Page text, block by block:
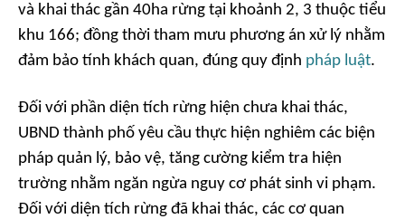
và khai thác gần 40ha rừng tại khoảnh 2, 3 thuộc tiểu
khu 166; đồng thời tham mưu phương án xử lý nhằm
đảm bảo tính khách quan, đúng quy định pháp luật.
Đối với phần diện tích rừng hiện chưa khai thác,
UBND thành phố yêu cầu thực hiện nghiêm các biện
pháp quản lý, bảo vệ, tăng cường kiểm tra hiện
trường nhằm ngăn ngừa nguy cơ phát sinh vi phạm.
Đối với diện tích rừng đã khai thác, các cơ quan